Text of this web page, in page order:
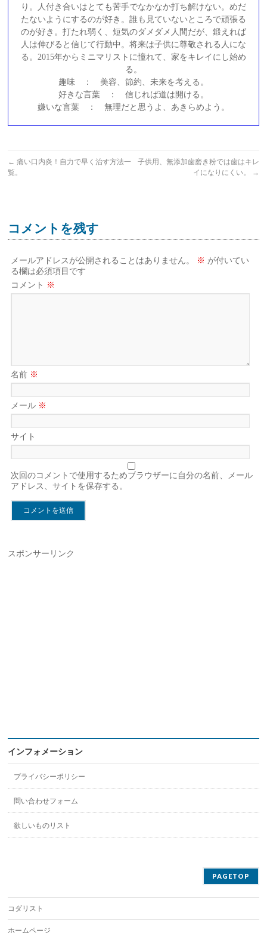
り。人付き合いはとても苦手でなかなか打ち解けない。めだ
たないようにするのが好き。誰も見ていないところで頑張る
のが好き。打たれ弱く、短気のダメダメ人間だが、鍛えれば
人は伸びると信じて行動中。将来は子供に尊敬される人にな
る。2015年からミニマリストに憧れて、家をキレイにし始め
る。
趣味 ： 美容、節約、未来を考える。
好きな言葉 ： 信じれば道は開ける。
嫌いな言葉 ： 無理だと思うよ、あきらめよう。
← 痛い口内炎！自力で早く治す方法一
覧。
子供用、無添加歯磨き粉では歯はキレ
イになりにくい。
→
コメントを残す
メールアドレスが公開されることはありません。 ※ が付いてい
る欄は必須項目です
コメント ※
名前 ※
メール ※
サイト
次回のコメントで使用するためブラウザーに自分の名前、メール
アドレス、サイトを保存する。
スポンサーリンク
インフォメーション
プライバシーポリシー
問い合わせフォーム
欲しいものリスト
PAGETOP
コダリスト
ホームページ